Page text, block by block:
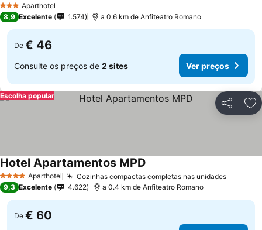
3 EstrelasAparthotel
8,9 Excelente 1.574 a 0.6 km de Anfiteatro Romano
De € 46
Consulte os preços de 2 sites Ver preços
Partilhar
Escolha popular
4 EstrelasAparthotel Cozinhas compactas completas nas unidadesVer
Hotel Apartamentos MPD
9,3 Excelente 4.622 a 0.4 km de Anfiteatro Romano
De € 60